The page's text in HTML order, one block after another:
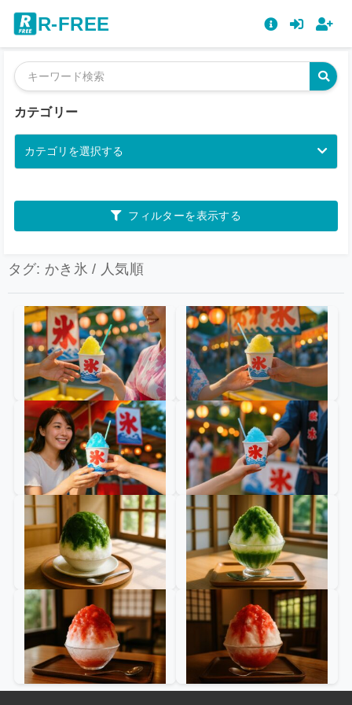
R-FREE
カテゴリー
カテゴリを選択する
フィルターを表示する
タグ: かき氷 / 人気順